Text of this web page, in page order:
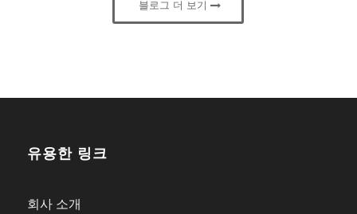
블로그 더 보기
유용한 링크
회사 소개